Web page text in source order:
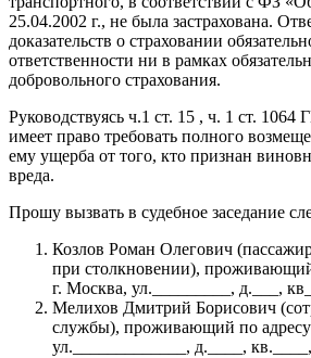
25.04.2002 г., не была застрахована.
доказательств о страховании
ответственности ни в рамках
добровольного страхования.
Руководствуясь ч.1 ст. 15 , ч. 1 ст.
имеет право требовать полного
ему ущерба от того, кто признан
вреда.
Прошу вызвать в судебное заседание
Козлов Роман Олегович
при столкновении),
г. Москва, ул._________, д.___,
Мелихов Дмитрий Борисович
службы), проживающий по
ул._____________, д.____,